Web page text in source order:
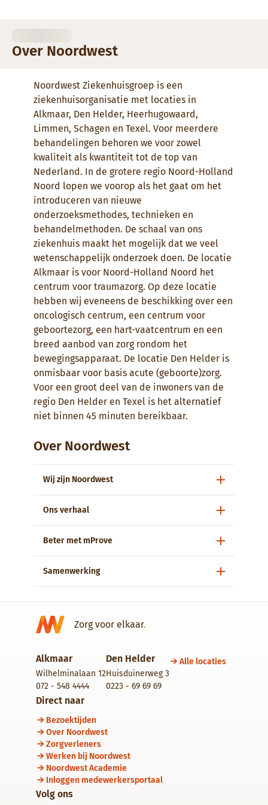
Over Noordwest
Noordwest Ziekenhuisgroep is een
ziekenhuisorganisatie met locaties in
Alkmaar, Den Helder, Heerhugowaard,
Limmen, Schagen en Texel. Voor meerdere
behandelingen behoren we voor zowel
kwaliteit als kwantiteit tot de top van
Nederland. In de grotere regio Noord-Holland
Noord lopen we voorop als het gaat om het
introduceren van nieuwe
onderzoeksmethodes, technieken en
behandelmethoden. De schaal van ons
ziekenhuis maakt het mogelijk dat we veel
wetenschappelijk onderzoek doen. De locatie
Alkmaar is voor Noord-Holland Noord het
centrum voor traumazorg. Op deze locatie
hebben wij eveneens de beschikking over een
oncologisch centrum, een centrum voor
geboortezorg, een hart-vaatcentrum en een
breed aanbod van zorg rondom het
bewegingsapparaat. De locatie Den Helder is
onmisbaar voor basis acute (geboorte)zorg.
Voor een groot deel van de inwoners van de
regio Den Helder en Texel is het alternatief
niet binnen 45 minuten bereikbaar.
Over Noordwest
Wij zijn Noordwest
Ons verhaal
Beter met mProve
Samenwerking
Zorg voor elkaar.
Alkmaar
Wilhelminalaan 12
072 - 548 4444
Den Helder
Huisduinerweg 3
0223 - 69 69 69
Alle locaties
Direct naar
Bezoektijden
Over Noordwest
Zorgverleners
Werken bij Noordwest
Noordwest Academie
Inloggen medewerkersportaal
Volg ons